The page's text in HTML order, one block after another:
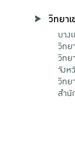
วิทยา
บาง
วิทย
วิทย
จังห
วิทย
สำนั